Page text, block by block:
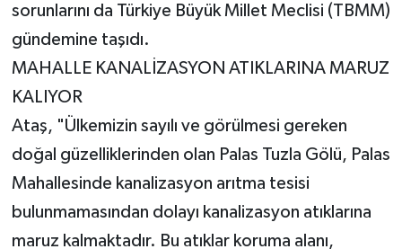
sorunlarını da Türkiye Büyük Millet Meclisi (TBMM)
gündemine taşıdı.
MAHALLE KANALİZASYON ATIKLARINA MARUZ
KALIYOR
Ataş, "Ülkemizin sayılı ve görülmesi gereken
doğal güzelliklerinden olan Palas Tuzla Gölü, Palas
Mahallesinde kanalizasyon arıtma tesisi
bulunmamasından dolayı kanalizasyon atıklarına
maruz kalmaktadır. Bu atıklar koruma alanı,